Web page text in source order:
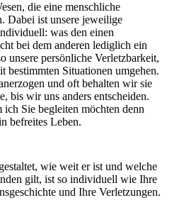
die eine menschliche
Dabei ist unsere jeweilige
was den einen
bei dem anderen lediglich ein
unsere persönliche Verletzbarkeit,
bestimmten Situationen umgehen.
und oft behalten wir sie
bis wir uns anders entscheiden.
ich Sie begleiten möchten denn
befreites Leben.
wie weit er ist und welche
gilt, ist so individuell wie Ihre
und Ihre Verletzungen.